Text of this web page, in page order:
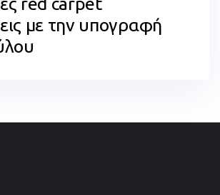
με την υπογραφή